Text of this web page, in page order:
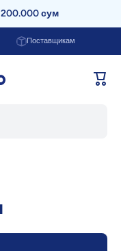
200.000 сум
Поставщикам